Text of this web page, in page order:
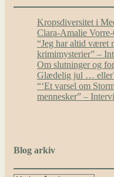
Kropsdiversitet i
Clara-Amalie
“Jeg har altid været
krimimysterier” –
Om slutninger og
Glædelig jul …
“‘Et varsel om
mennesker” –
Blog arkiv